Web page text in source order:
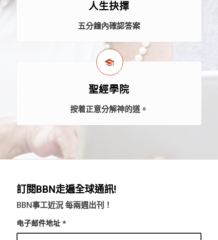
人生抉擇
五分鐘內確認答案
聖經學院
按着正意分解神的道。
訂閱BBN走遍全球通訊!
BBN事工近況 每兩週出刊！
电子邮件地址 *